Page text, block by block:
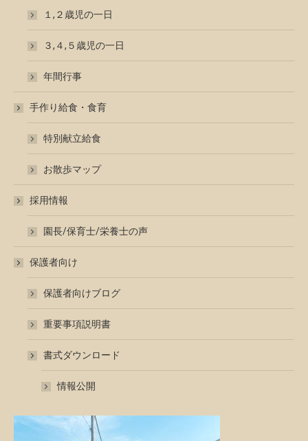
１,２歳児の一日
３,４,５歳児の一日
年間行事
手作り給食・食育
特別献立給食
お散歩マップ
採用情報
園長/保育士/栄養士の声
保護者向け
保護者向けブログ
重要事項説明書
書式ダウンロード
情報公開